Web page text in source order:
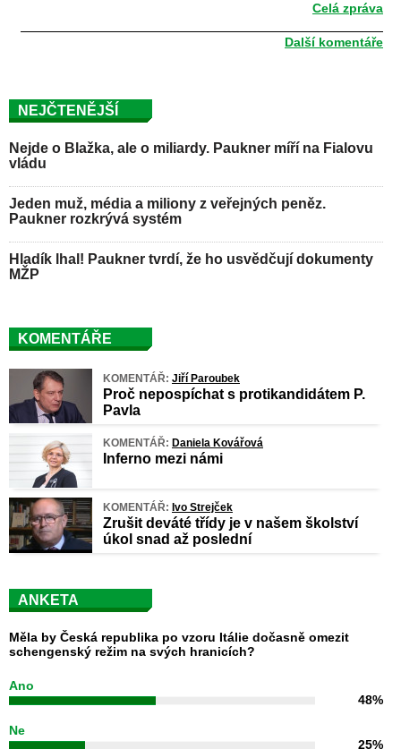
Celá zpráva
Další komentáře
NEJČTENĚJŠÍ
Nejde o Blažka, ale o miliardy. Paukner míří na Fialovu
vládu
Jeden muž, média a miliony z veřejných peněz.
Paukner rozkrývá systém
Hladík lhal! Paukner tvrdí, že ho usvědčují dokumenty
MŽP
KOMENTÁŘE
KOMENTÁŘ: Jiří Paroubek
Proč nepospíchat s protikandidátem P.
Pavla
KOMENTÁŘ: Daniela Kovářová
Inferno mezi námi
KOMENTÁŘ: Ivo Strejček
Zrušit deváté třídy je v našem školství
úkol snad až poslední
ANKETA
Měla by Česká republika po vzoru Itálie dočasně omezit
schengenský režim na svých hranicích?
Ano
48%
Ne
25%